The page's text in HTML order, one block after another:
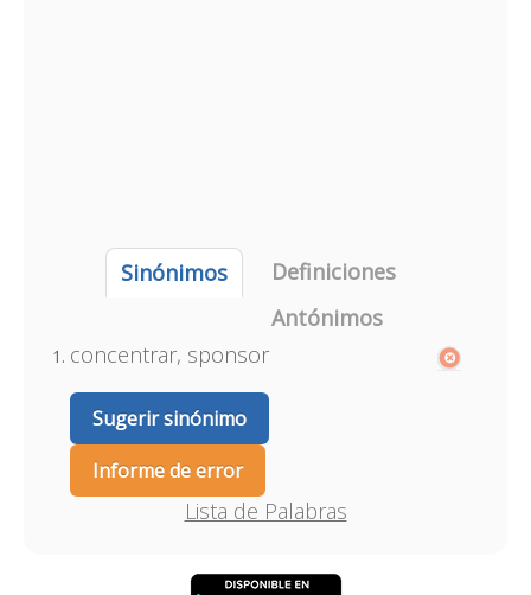
Sinónimos
Definiciones
Antónimos
concentrar, sponsor
Sugerir sinónimo
Informe de error
Lista de Palabras